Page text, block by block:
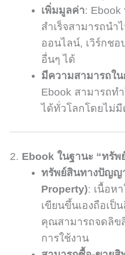
เพิ่มมูลค่า:
สำเร็จสามารถนำ
ออนไลน์, เวิร์กช
อื่นๆ ได้
มีความสามารถใ
Ebook สามารถท
ได้ทั่วโลกโดยไม่
2. Ebook ในฐานะ “ทรั
ทรัพย์สินทางปัญญ
Property): เนื้อห
เขียนขึ้นเองถือเ
คุณสามารถจดลิข
การใช้งาน